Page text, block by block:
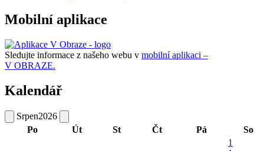
Mobilní aplikace
Sledujte informace z našeho webu v mobilní aplikaci –
V OBRAZE.
Kalendář
Srpen2026
Po
Út St Čt Pá So
1